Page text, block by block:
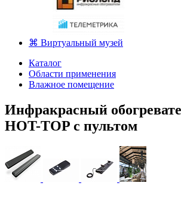
⌘ Виртуальный музей
Каталог
Области применения
Влажное помещение
Инфракрасный
HOT-TOP с пультом